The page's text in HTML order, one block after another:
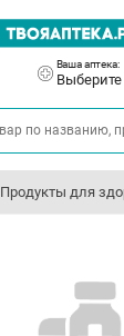
Ваша аптека:
Продукты для